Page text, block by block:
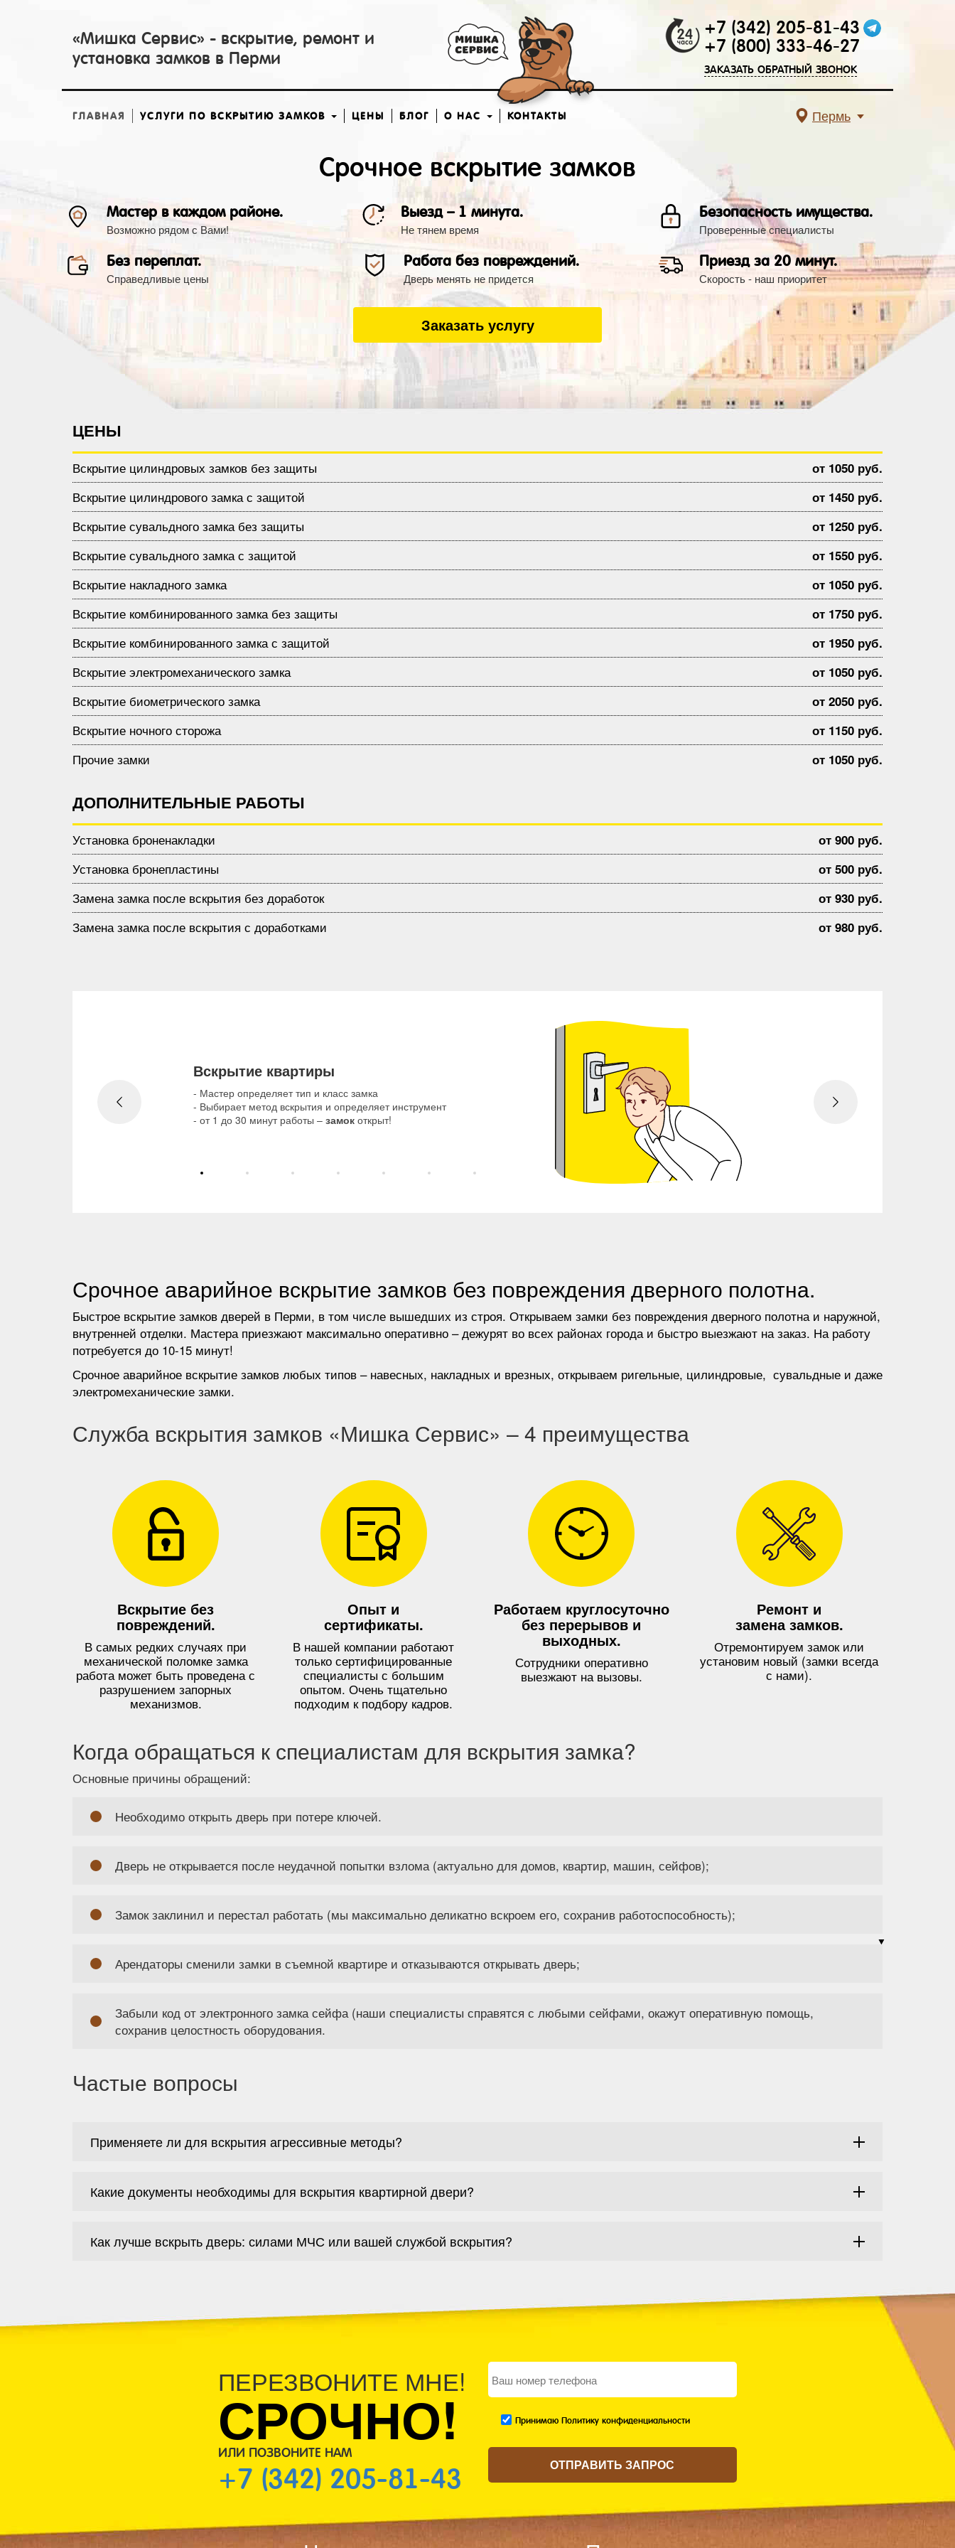
«Мишка Сервис» - вскрытие, ремонт и
установка замков в Перми
+7 (342) 205-81-43
+7 (800) 333-46-27
ЗАКАЗАТЬ ОБРАТНЫЙ ЗВОНОК
ГЛАВНАЯ УСЛУГИ ПО ВСКРЫТИЮ ЗАМКОВ ЦЕНЫ БЛОГ О НАС КОНТАКТЫ Пермь
Срочное вскрытие замков
Мастер в каждом районе.
Возможно рядом с Вами!
Выезд – 1 минута.
Не тянем время
Безопасность имущества.
Проверенные специалисты
Без переплат.
Справедливые цены
Работа без повреждений.
Дверь менять не придется
Приезд за 20 минут.
Скорость - наш приоритет
Заказать услугу
ЦЕНЫ
Вскрытие цилиндровых замков без защиты от 1050 руб.
Вскрытие цилиндрового замка с защитой от 1450 руб.
Вскрытие сувальдного замка без защиты от 1250 руб.
Вскрытие сувальдного замка с защитой от 1550 руб.
Вскрытие накладного замка от 1050 руб.
Вскрытие комбинированного замка без защиты от 1750 руб.
Вскрытие комбинированного замка с защитой от 1950 руб.
Вскрытие электромеханического замка от 1050 руб.
Вскрытие биометрического замка от 2050 руб.
Вскрытие ночного сторожа от 1150 руб.
Прочие замки от 1050 руб.
ДОПОЛНИТЕЛЬНЫЕ РАБОТЫ
Установка броненакладки от 900 руб.
Установка бронепластины от 500 руб.
Замена замка после вскрытия без доработок от 930 руб.
Замена замка после вскрытия с доработками от 980 руб.
Вскрытие квартиры
- Мастер определяет тип и класс замка
- Выбирает метод вскрытия и определяет инструмент
- от 1 до 30 минут работы – замок открыт!
Срочное аварийное вскрытие замков без повреждения дверного полотна.
Быстрое вскрытие замков дверей в Перми, в том числе вышедших из строя. Открываем замки без повреждения дверного полотна и наружной,
внутренней отделки. Мастера приезжают максимально оперативно – дежурят во всех районах города и быстро выезжают на заказ. На работу
потребуется до 10-15 минут!
Срочное аварийное вскрытие замков любых типов – навесных, накладных и врезных, открываем ригельные, цилиндровые, сувальдные и даже
электромеханические замки.
Служба вскрытия замков «Мишка Сервис» – 4 преимущества
Вскрытие без
повреждений.
В самых редких случаях при
механической поломке замка
работа может быть проведена с
разрушением запорных
механизмов.
Опыт и
сертификаты.
В нашей компании работают
только сертифицированные
специалисты с большим
опытом. Очень тщательно
подходим к подбору кадров.
Работаем круглосуточно
без перерывов и
выходных.
Сотрудники оперативно
выезжают на вызовы.
Ремонт и
замена замков.
Отремонтируем замок или
установим новый (замки всегда
с нами).
Когда обращаться к специалистам для вскрытия замка?
Основные причины обращений:
Необходимо открыть дверь при потере ключей.
Дверь не открывается после неудачной попытки взлома (актуально для домов, квартир, машин, сейфов);
Замок заклинил и перестал работать (мы максимально деликатно вскроем его, сохранив работоспособность);
Арендаторы сменили замки в съемной квартире и отказываются открывать дверь;
Забыли код от электронного замка сейфа (наши специалисты справятся с любыми сейфами, окажут оперативную помощь,
сохранив целостность оборудования.
Частые вопросы
Применяете ли для вскрытия агрессивные методы?
Какие документы необходимы для вскрытия квартирной двери?
Как лучше вскрыть дверь: силами МЧС или вашей службой вскрытия?
ПЕРЕЗВОНИТЕ МНЕ!
СРОЧНО!
ИЛИ ПОЗВОНИТЕ НАМ
+7 (342) 205-81-43
Принимаю Политику конфиденциальности